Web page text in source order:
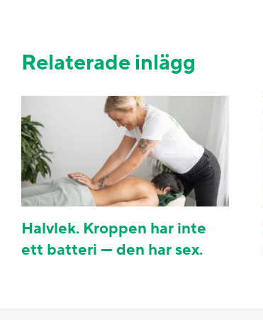
Relaterade inlägg
Halvlek. Kroppen har inte
ett batteri — den har sex.